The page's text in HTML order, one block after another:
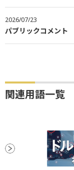
2026/07/23
パブリックコメント
関連用語一覧